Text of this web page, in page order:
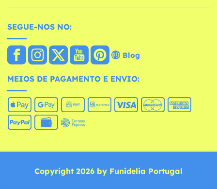
SEGUE-NOS NO:
Blog
MEIOS DE PAGAMENTO E ENVIO:
Copyright 2026 by Funidelia Portugal